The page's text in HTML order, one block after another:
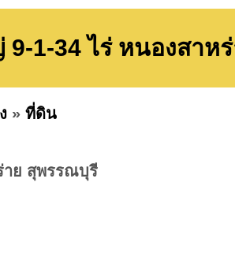
1-34 ไร่ หนองสาห
» ที่ดิน
าย สุพรรณบุรี